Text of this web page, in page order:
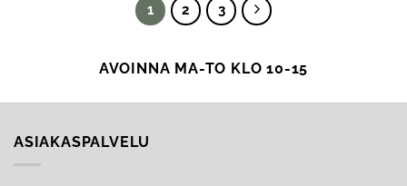
1 2 3
AVOINNA MA-TO KLO 10-15
ASIAKASPALVELU